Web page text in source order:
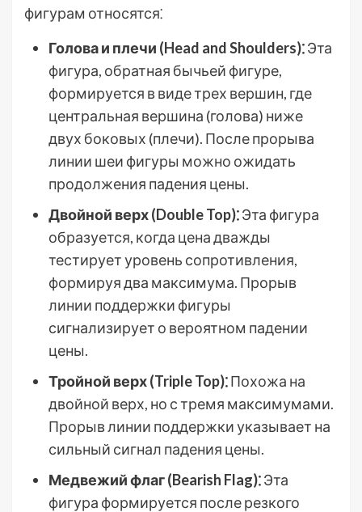
фигурам относятся⁚
Голова и плечи (Head and Shoulders)⁚Эта
фигура, обратная бычьей фигуре,
формируется в виде трех вершин, где
центральная вершина (голова) ниже
двух боковых (плечи). После прорыва
линии шеи фигуры можно ожидать
продолжения падения цены.
Двойной верх (Double Top)⁚Эта фигура
образуется, когда цена дважды
тестирует уровень сопротивления,
формируя два максимума. Прорыв
линии поддержки фигуры
сигнализирует о вероятном падении
цены.
Тройной верх (Triple Top)⁚Похожа на
двойной верх, но с тремя максимумами.
Прорыв линии поддержки указывает на
сильный сигнал падения цены.
Медвежий флаг (Bearish Flag)⁚Эта
фигура формируется после резкого